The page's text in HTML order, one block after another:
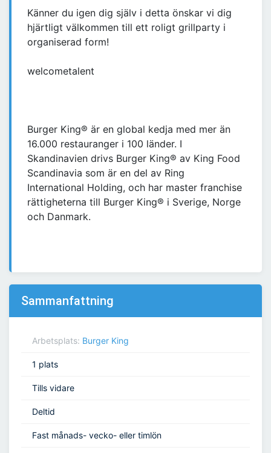
Känner du igen dig själv i detta önskar vi dig
hjärtligt välkommen till ett roligt grillparty i
organiserad form!
welcometalent
Burger King® är en global kedja med mer än
16.000 restauranger i 100 länder. I
Skandinavien drivs Burger King® av King Food
Scandinavia som är en del av Ring
International Holding, och har master franchise
rättigheterna till Burger King® i Sverige, Norge
och Danmark.
Sammanfattning
Arbetsplats: Burger King
1 plats
Tills vidare
Deltid
Fast månads- vecko- eller timlön